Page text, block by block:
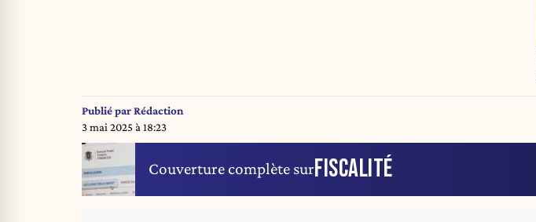
Publié parRédaction
3 mai 2025 à 18:23
Couverture complète surFISCALITÉ